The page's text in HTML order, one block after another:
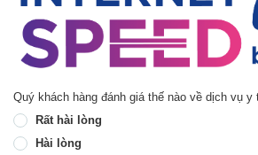
Quý khách hàng đánh giá thế nào về dịch vụ y
Rất hài lòng
Hài lòng